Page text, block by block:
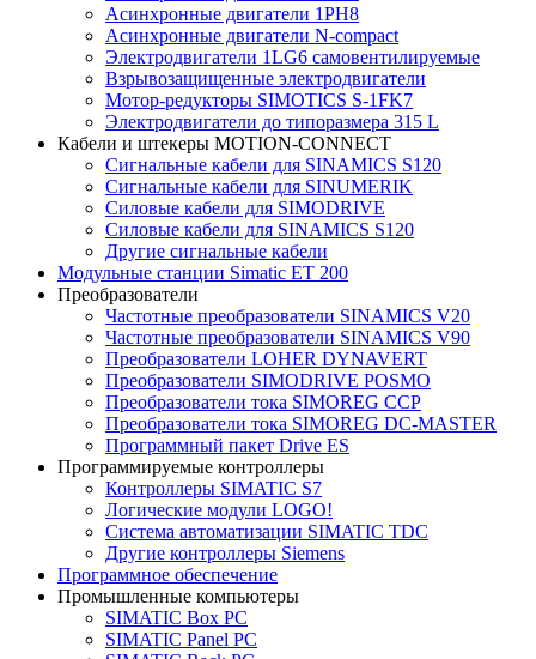
Асинхронные двигатели 1PH8
Асинхронные двигатели N-compact
Электродвигатели 1LG6 cамовентилируемые
Взрывозащищенные электродвигатели
Мотор-редукторы SIMOTICS S-1FK7
Электродвигатели до типоразмера 315 L
Кабели и штекеры MOTION-CONNECT
Сигнальные кабели для SINAMICS S120
Сигнальные кабели для SINUMERIK
Силовые кабели для SIMODRIVE
Силовые кабели для SINAMICS S120
Другие сигнальные кабели
Модульные станции Simatic ET 200
Преобразователи
Частотные преобразователи SINAMICS V20
Частотные преобразователи SINAMICS V90
Преобразователи LOHER DYNAVERT
Преобразователи SIMODRIVE POSMO
Преобразователи тока SIMOREG CCP
Преобразователи тока SIMOREG DC-MASTER
Программный пакет Drive ES
Программируемые контроллеры
Контроллеры SIMATIC S7
Логические модули LOGO!
Система автоматизации SIMATIC TDC
Другие контроллеры Siemens
Программное обеспечение
Промышленные компьютеры
SIMATIC Box PC
SIMATIC Panel PС